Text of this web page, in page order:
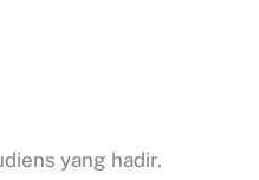
yang hadir.